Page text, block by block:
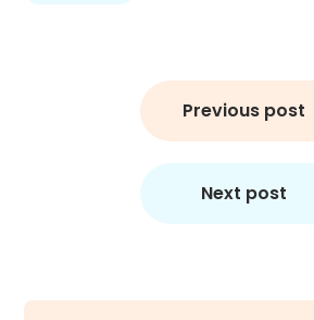
Previous post
Next post